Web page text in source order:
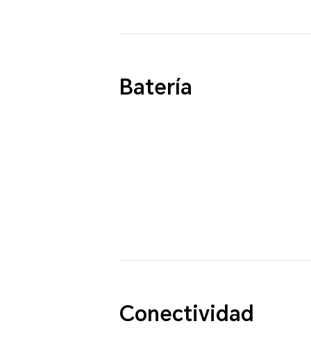
Batería
Conectividad